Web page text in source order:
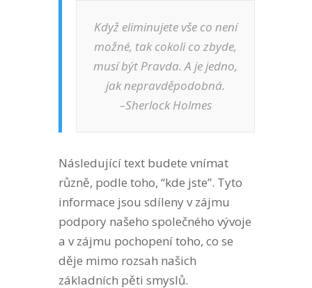
Když eliminujete vše co není
možné, tak cokoli co zbyde,
musí být Pravda. A je jedno,
jak nepravděpodobná.
–Sherlock Holmes
Následující text budete vnímat
různě, podle toho, “kde jste”. Tyto
informace jsou sdíleny v zájmu
podpory našeho společného vývoje
a v zájmu pochopení toho, co se
děje mimo rozsah našich
základních pěti smyslů.